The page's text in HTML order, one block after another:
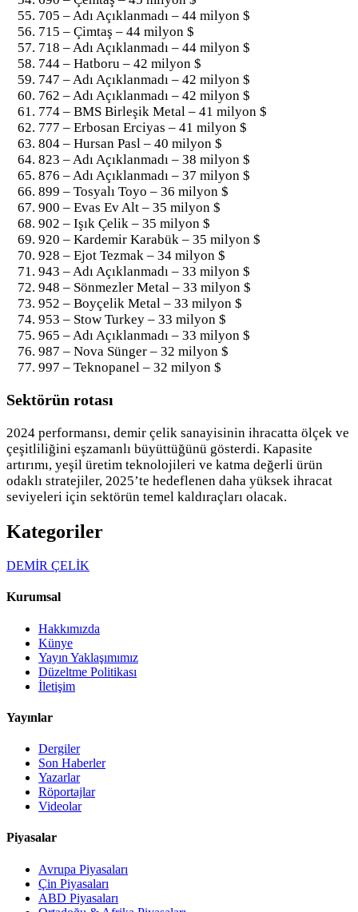
705 – Adı Açıklanmadı – 44 milyon $
715 – Çimtaş – 44 milyon $
718 – Adı Açıklanmadı – 44 milyon $
744 – Hatboru – 42 milyon $
747 – Adı Açıklanmadı – 42 milyon $
762 – Adı Açıklanmadı – 42 milyon $
774 – BMS Birleşik Metal – 41 milyon $
777 – Erbosan Erciyas – 41 milyon $
804 – Hursan Pasl – 40 milyon $
823 – Adı Açıklanmadı – 38 milyon $
876 – Adı Açıklanmadı – 37 milyon $
899 – Tosyalı Toyo – 36 milyon $
900 – Evas Ev Alt – 35 milyon $
902 – Işık Çelik – 35 milyon $
920 – Kardemir Karabük – 35 milyon $
928 – Ejot Tezmak – 34 milyon $
943 – Adı Açıklanmadı – 33 milyon $
948 – Sönmezler Metal – 33 milyon $
952 – Boyçelik Metal – 33 milyon $
953 – Stow Turkey – 33 milyon $
965 – Adı Açıklanmadı – 33 milyon $
987 – Nova Sünger – 32 milyon $
997 – Teknopanel – 32 milyon $
Sektörün rotası
2024 performansı, demir çelik sanayisinin ihracatta ölçek ve
çeşitliliğini eşzamanlı büyüttüğünü gösterdi. Kapasite
artırımı, yeşil üretim teknolojileri ve katma değerli ürün
odaklı stratejiler, 2025’te hedeflenen daha yüksek ihracat
seviyeleri için sektörün temel kaldıraçları olacak.
Kategoriler
DEMİR ÇELİK
Kurumsal
Hakkımızda
Künye
Yayın Yaklaşımımız
Düzeltme Politikası
İletişim
Yayınlar
Dergiler
Son Haberler
Yazarlar
Röportajlar
Videolar
Piyasalar
Avrupa Piyasaları
Çin Piyasaları
ABD Piyasaları